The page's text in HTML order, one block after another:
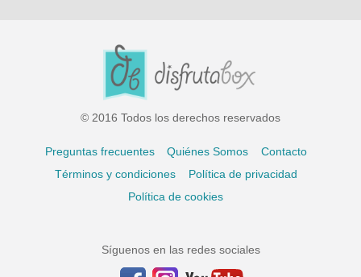
© 2016 Todos los derechos reservados
Preguntas frecuentes Quiénes Somos
Contacto
Términos y condiciones
Política de privacidad
Política de cookies
Síguenos en las redes sociales